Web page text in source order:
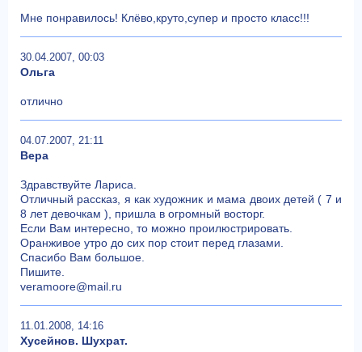
Мне понравилось! Клёво,круто,супер и просто класс!!!
30.04.2007, 00:03
Ольга
отлично
04.07.2007, 21:11
Вера
Здравствуйте Лариса.
Отличный рассказ, я как художник и мама двоих детей ( 7 и
8 лет девочкам ), пришла в огромный восторг.
Если Вам интересно, то можно проилюстрировать.
Оранживое утро до сих пор стоит перед глазами.
Спасибо Вам большое.
Пишите.
veramoore@mail.ru
11.01.2008, 14:16
Хусейнов. Шухрат.